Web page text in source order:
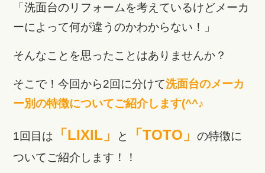
「洗面台のリフォームを考えているけどメーカ
ーによって何が違うのかわからない！」
そんなことを思ったことはありませんか？
そこで！今回から2回に分けて洗面台のメーカ
ー別の特徴についてご紹介します(^^♪
1回目は 「LIXIL」 と 「TOTO」の特徴に
ついてご紹介します！！